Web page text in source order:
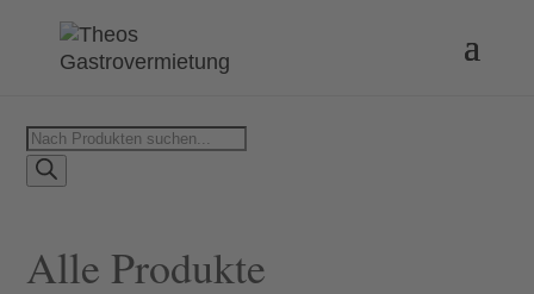
Products
search
Alle Produkte